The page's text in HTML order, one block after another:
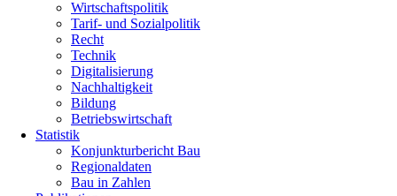
Wirtschaftspolitik
Tarif- und Sozialpolitik
Recht
Technik
Digitalisierung
Nachhaltigkeit
Bildung
Betriebswirtschaft
Statistik
Konjunkturbericht Bau
Regionaldaten
Bau in Zahlen